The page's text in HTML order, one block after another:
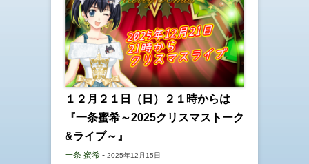
１２月２１日（日）２１時からは
『一条蜜希～2025クリスマストーク
&ライブ～』
一条 蜜希 - 2025年12月15日